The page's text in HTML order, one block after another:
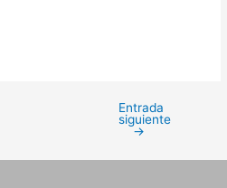
Entrada
siguiente
→